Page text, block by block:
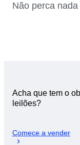
Não perca
Acha que tem o
leilões?
Comece a vender